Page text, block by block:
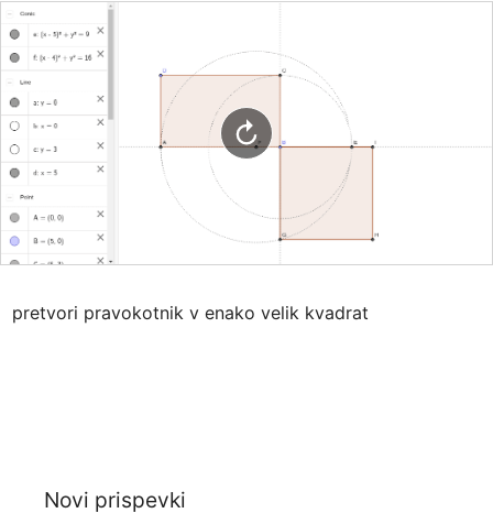
pretvori pravokotnik v enako velik kvadrat
Novi prispevki